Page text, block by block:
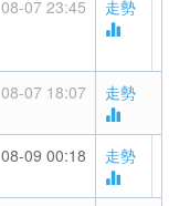
08-07 23:45 走勢
08-07 18:07 走勢
08-09 00:18 走勢